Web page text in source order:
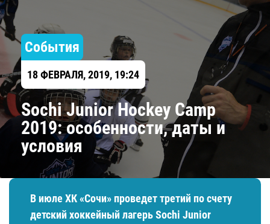
События
18 ФЕВРАЛЯ, 2019, 19:24
Sochi Junior Hockey Camp
2019: особенности, даты и
условия
В июле ХК «Сочи» проведет третий по счету
детский хоккейный лагерь Sochi Junior